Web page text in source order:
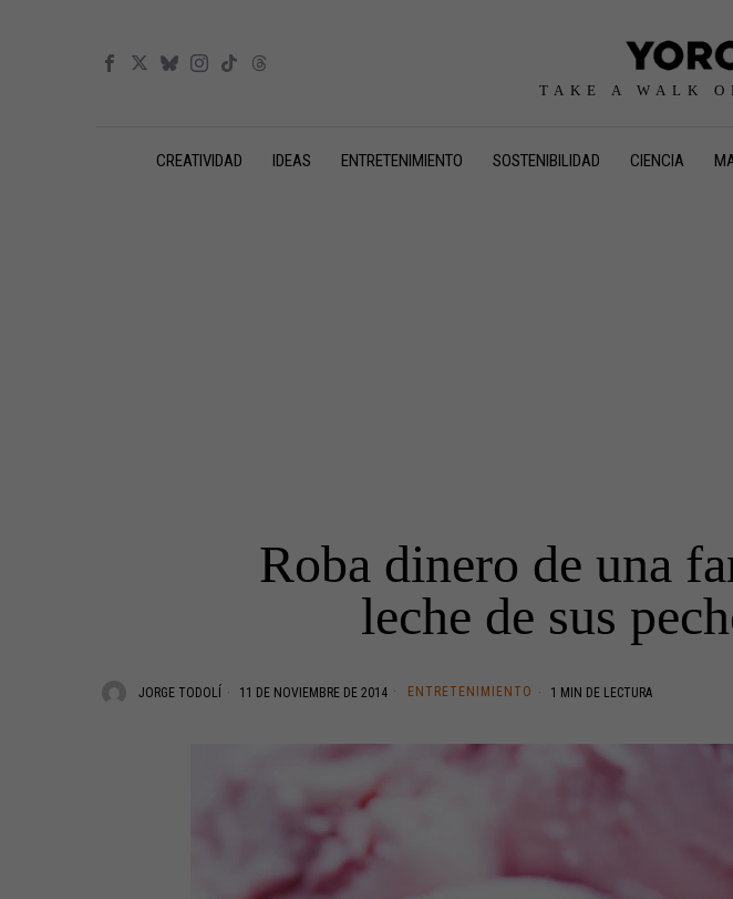
TAKE A WALK
CREATIVIDAD IDEAS ENTRETENIMIENTO SOSTENIBILIDAD CIENCIA
Roba dinero de una
leche de sus
JORGE TODOLÍ 11 DE NOVIEMBRE DE 2014 ENTRETENIMIENTO 1 MIN DE LECTURA